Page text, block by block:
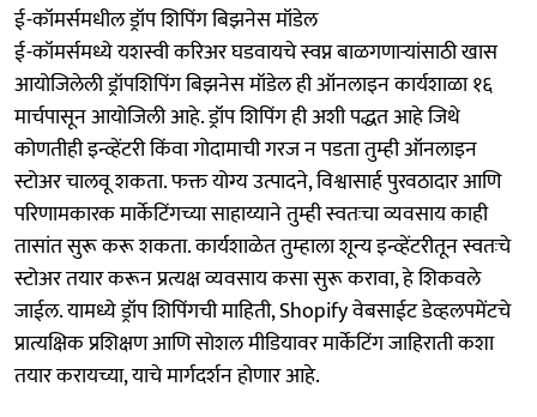
ई-कॉमर्समधील ड्रॉप शिपिंग बिझनेस मॉडेल
ई-कॉमर्समध्ये यशस्वी करिअर घडवायचे स्वप्न बाळगणाऱ्यांसाठी खास
आयोजिलेली ड्रॉपशिपिंग बिझनेस मॉडेल ही ऑनलाइन कार्यशाळा १६
मार्चपासून आयोजिली आहे. ड्रॉप शिपिंग ही अशी पद्धत आहे जिथे
कोणतीही इन्व्हेंटरी किंवा गोदामाची गरज न पडता तुम्ही ऑनलाइन
स्टोअर चालवू शकता. फक्त योग्य उत्पादने, विश्वासार्ह पुरवठादार आणि
परिणामकारक मार्केटिंगच्या साहाय्याने तुम्ही स्वतःचा व्यवसाय काही
तासांत सुरू करू शकता. कार्यशाळेत तुम्हाला शून्य इन्व्हेंटरीतून स्वतःचे
स्टोअर तयार करून प्रत्यक्ष व्यवसाय कसा सुरू करावा, हे शिकवले
जाईल. यामध्ये ड्रॉप शिपिंगची माहिती, Shopify वेबसाईट डेव्हलपमेंटचे
प्रात्यक्षिक प्रशिक्षण आणि सोशल मीडियावर मार्केटिंग जाहिराती कशा
तयार करायच्या, याचे मार्गदर्शन होणार आहे.